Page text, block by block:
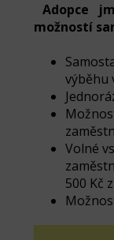
Adopce
možností
výběhu
Volné
500 Kč